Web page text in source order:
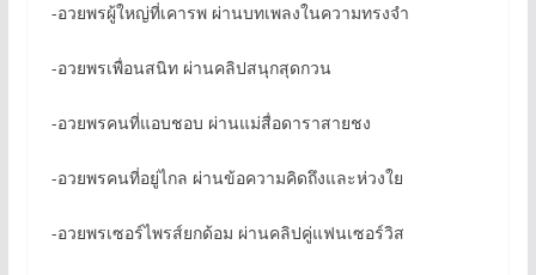
-อวยพรผู้ใหญ่ที่เคารพ ผ่านบทเพลงในความทรงจำ
-อวยพรเพื่อนสนิท ผ่านคลิปสนุกสุดกวน
-อวยพรคนที่แอบชอบ ผ่านแม่สื่อดาราสายชง
-อวยพรคนที่อยู่ไกล ผ่านข้อความคิดถึงและห่วงใย
-อวยพรเซอร์ไพรส์ยกด้อม ผ่านคลิปคู่แฟนเซอร์วิส